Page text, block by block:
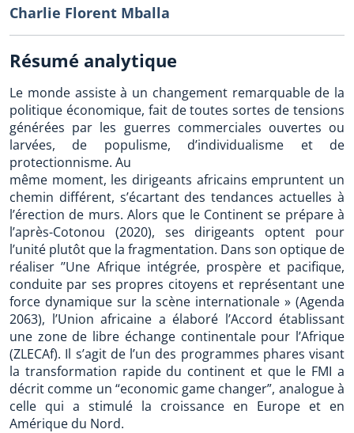
Charlie Florent Mballa
Résumé analytique
Le monde assiste à un changement remarquable de la
politique économique, fait de toutes sortes de tensions
générées par les guerres commerciales ouvertes ou
larvées, de populisme, d’individualisme et de
protectionnisme. Au
même moment, les dirigeants africains empruntent un
chemin différent, s’écartant des tendances actuelles à
l’érection de murs. Alors que le Continent se prépare à
l’après-Cotonou (2020), ses dirigeants optent pour
l’unité plutôt que la fragmentation. Dans son optique de
réaliser ’’Une Afrique intégrée, prospère et pacifique,
conduite par ses propres citoyens et représentant une
force dynamique sur la scène internationale » (Agenda
2063), l’Union africaine a élaboré l’Accord établissant
une zone de libre échange continentale pour l’Afrique
(ZLECAf). Il s’agit de l’un des programmes phares visant
la transformation rapide du continent et que le FMI a
décrit comme un “economic game changer”, analogue à
celle qui a stimulé la croissance en Europe et en
Amérique du Nord.